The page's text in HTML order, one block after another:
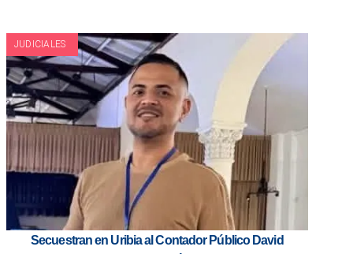
JUDICIALES
Secuestran en Uribia al Contador Público David